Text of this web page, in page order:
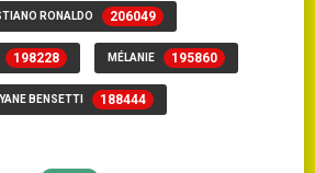
RONALDO 206049
198228 MÉLANIE 195860
BENSETTI 188444